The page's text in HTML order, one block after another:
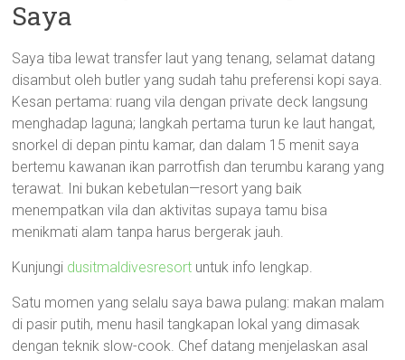
Saya
Saya tiba lewat transfer laut yang tenang, selamat datang
disambut oleh butler yang sudah tahu preferensi kopi saya.
Kesan pertama: ruang vila dengan private deck langsung
menghadap laguna; langkah pertama turun ke laut hangat,
snorkel di depan pintu kamar, dan dalam 15 menit saya
bertemu kawanan ikan parrotfish dan terumbu karang yang
terawat. Ini bukan kebetulan—resort yang baik
menempatkan vila dan aktivitas supaya tamu bisa
menikmati alam tanpa harus bergerak jauh.
Kunjungi dusitmaldivesresort untuk info lengkap.
Satu momen yang selalu saya bawa pulang: makan malam
di pasir putih, menu hasil tangkapan lokal yang dimasak
dengan teknik slow-cook. Chef datang menjelaskan asal